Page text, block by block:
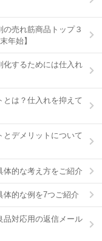
売れ筋商品トップ３
年始】
化するためには仕入れ
とは？仕入れを抑えて
とデメリットについて
体的な考え方をご紹介
体的な例を7つご紹介
品対応用の返信メール